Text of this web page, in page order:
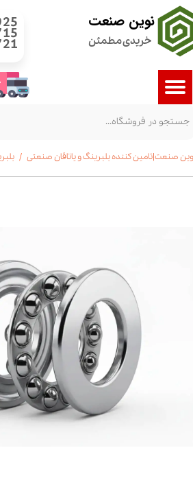
نوین صنعت
خریدی مطمئن
صنعت|تامین کننده بلبرینگ و یاتاقان صنعتی